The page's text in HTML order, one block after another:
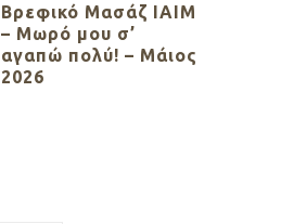
Βρεφικό Μασάζ ΙΑΙΜ
– Μωρό μου σ’
αγαπώ πολύ! – Μάιος
2026